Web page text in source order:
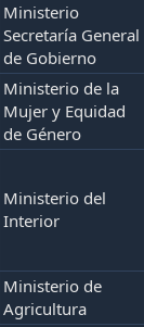
Ministerio
Secretaría General
de Gobierno
Ministerio de la
Mujer y Equidad
de Género
Ministerio del
Interior
Ministerio de
Agricultura